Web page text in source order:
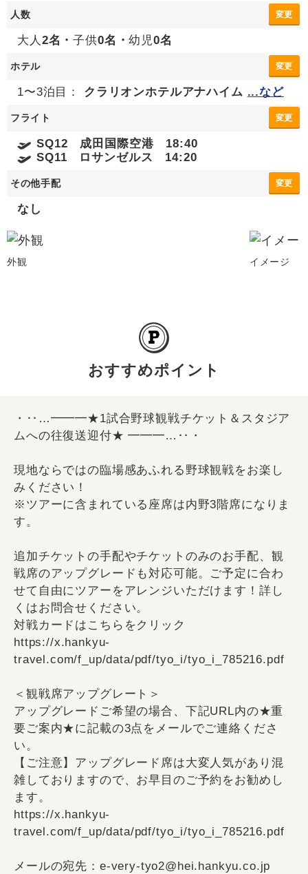
人数 変更
大人 2名・子供0名・幼児0名
ホテル 変更
1〜3泊目： クラリオンホテルアナハイム ...など
フライト 変更
SQ12 成田国際空港 18:40
SQ11 ロサンゼルス 14:20
その他手配 変更
なし
外観 イメージ
おすすめポイント
・‥…━━━★1試合野球観戦チケット＆スタジア
ムへの往復送迎付★ ━━━…‥・
現地ならではの臨場感あふれる野球観戦をお楽し
みください！
※ツアーに含まれている座席は内野3階席になりま
す。
追加チケットの手配やチケットのみのお手配、観
戦席のアップグレードも対応可能。ご予定に合わ
せて自由にツアーをアレンジいただけます！詳し
くはお問合せください。
対戦カードはこちらをクリック
https://x.hankyu-
travel.com/f_up/data/pdf/tyo_i/tyo_i_785216.pdf
＜観戦席アップグレート＞
アップグレードご希望の場合、下記URL内の★重
要ご案内★に記載の3点をメールでご連絡くださ
い。
【ご注意】アップグレード席は大変人気があり混
雑しておりますので、お早目のご予約をお勧めし
ます。
https://x.hankyu-
travel.com/f_up/data/pdf/tyo_i/tyo_i_785216.pdf
メールの宛先：e-very-tyo2@hei.hankyu.co.jp